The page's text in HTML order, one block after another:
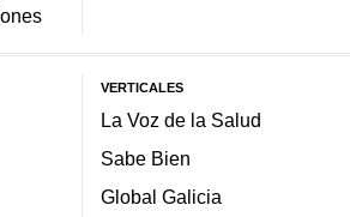
VERTICALES
La Voz de la Salud
Sabe Bien
Global Galicia